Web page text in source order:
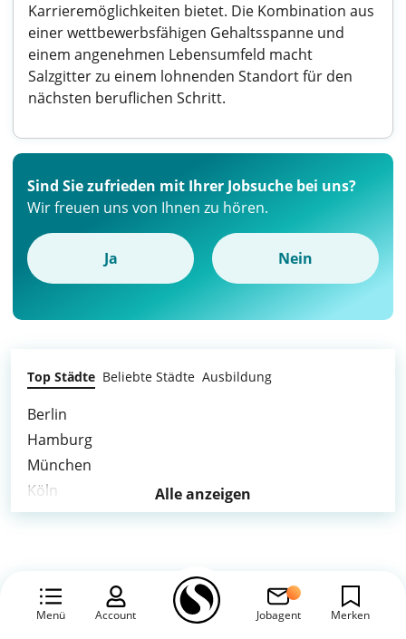
Karrieremöglichkeiten bietet. Die Kombination aus
einer wettbewerbsfähigen Gehaltsspanne und
einem angenehmen Lebensumfeld macht
Salzgitter zu einem lohnenden Standort für den
nächsten beruflichen Schritt.
Menü Account Jobagent Merken
Sind Sie zufrieden mit Ihrer Jobsuche bei uns?
Wir freuen uns von Ihnen zu hören.
Ja Nein
Top Städte Beliebte Städte Ausbildung
Berlin
Hamburg
München
Köln
Frankfurt am Main
Dortmund
Essen
Alle anzeigen